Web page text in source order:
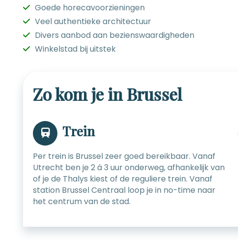
Goede horecavoorzieningen
Veel authentieke architectuur
Divers aanbod aan bezienswaardigheden
Winkelstad bij uitstek
Zo kom je in Brussel
Trein
Per trein is Brussel zeer goed bereikbaar. Vanaf
Utrecht ben je 2 á 3 uur onderweg, afhankelijk van
of je de Thalys kiest of de reguliere trein. Vanaf
station Brussel Centraal loop je in no-time naar
het centrum van de stad.